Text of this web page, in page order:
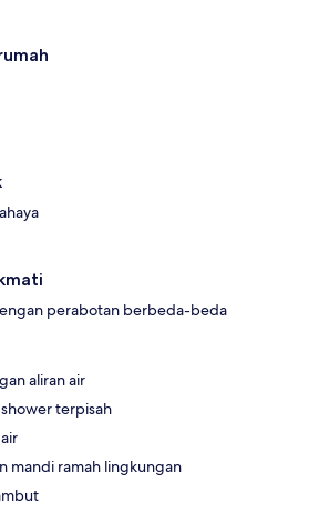
perabotan berbeda-beda
aliran air
terpisah
mandi ramah lingkungan